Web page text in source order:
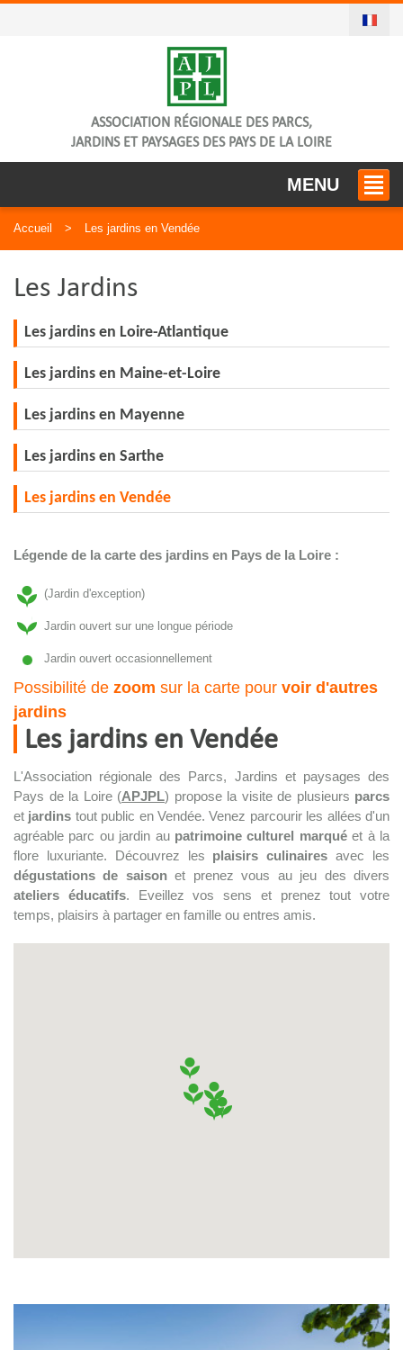
ASSOCIATION RÉGIONALE DES PARCS,
JARDINS ET PAYSAGES DES PAYS DE LA LOIRE
MENU
Accueil Les jardins en Vendée
Les Jardins
Les jardins en Loire-Atlantique
Les jardins en Maine-et-Loire
Les jardins en Mayenne
Les jardins en Sarthe
Les jardins en Vendée
Légende de la carte des jardins en Pays de la Loire :
(Jardin d'exception)
Jardin ouvert sur une longue période
Jardin ouvert occasionnellement
Possibilité de zoom sur la carte pour voir d'autres
jardins
Les jardins en Vendée
L'Association régionale des Parcs, Jardins et paysages des
Pays de la Loire (APJPL) propose la visite de plusieurs parcs
et jardins tout public en Vendée. Venez parcourir les allées d'un
agréable parc ou jardin au patrimoine culturel marquéet à la
flore luxuriante. Découvrez les plaisirs culinaires avec les
dégustations de saisonet prenez vous au jeu des divers
ateliers éducatifs. Eveillez vos sens et prenez tout votre
temps, plaisirs à partager en famille ou entres amis.